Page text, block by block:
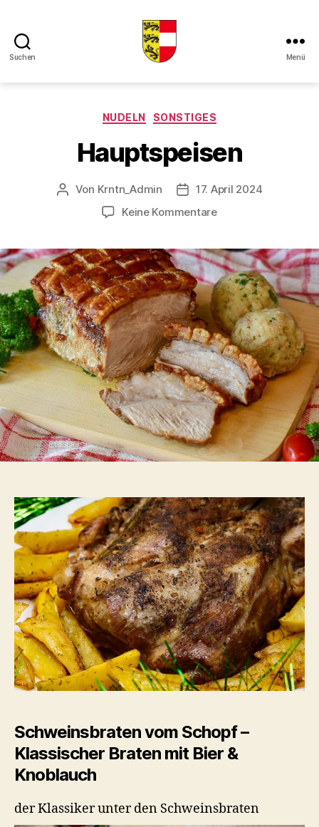
Suchen
Kueche
Menü
Kategorien
NUDELN SONSTIGES
Hauptspeisen
Beitragsautor
Von Krntn_Admin Veröffentlichungsdatum
17. April 2024
Keine Kommentarezu
Schweinsbraten vom Schopf –
Klassischer Braten mit Bier &
Knoblauch
der Klassiker unter den Schweinsbraten